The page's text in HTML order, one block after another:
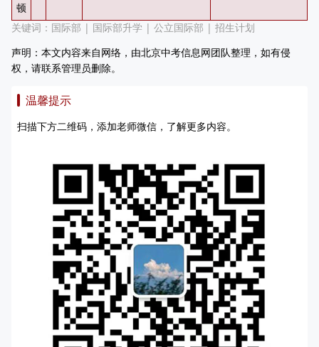
顿
关键词： 国际部 | 国际部升学 | 公立国际部 | 招生计划
声明：本文内容来自网络，由北京中考信息网团队整理，如有侵
权，请联系管理员删除。
温馨提示
扫描下方二维码，添加老师微信，了解更多内容。